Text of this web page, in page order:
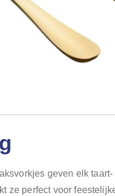
geven elk
ze perfect voor